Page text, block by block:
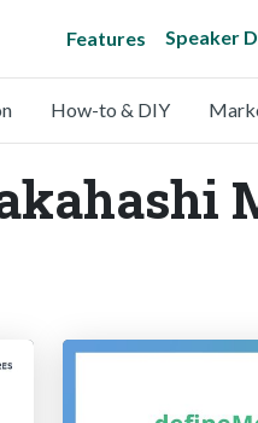
Features Speaker
How-to & DIY